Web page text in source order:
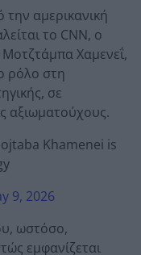
αμερικανική
το CNN, ο
Χαμενεΐ,
ρόλο στη
σε
αξιωματούχους.
Khamenei is
9, 2026
ωστόσο,
εμφανίζεται